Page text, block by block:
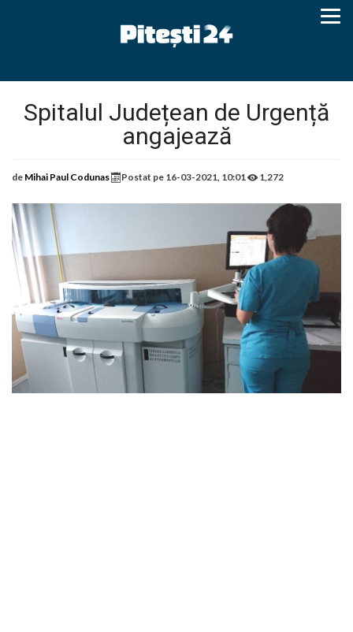
Spitalul Județean de Urgență
angajează
de Mihai Paul Codunas Postat pe 16-03-2021, 10:01 1,272